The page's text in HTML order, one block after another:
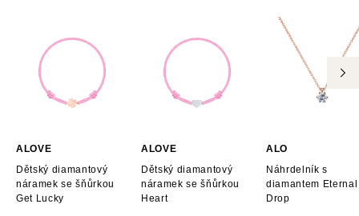
ALOVE
Dětský diamantový
náramek se šňůrkou
Get Lucky
ALOVE
Dětský diamantový
náramek se šňůrkou
Heart
ALO
Náhrdelník s
diamantem Eternal
Drop